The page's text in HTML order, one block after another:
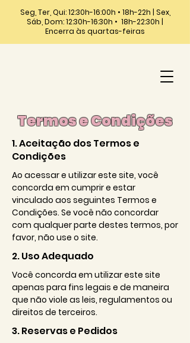
Seg, Ter, Qui: 12:30h-16:00h • 18h-22h | Sex,
Sáb, Dom: 12:30h-16:30h • 18h-22:30h |
Encerra às quartas-feiras
Termos e Condições
1. Aceitação dos Termos e
Condições
Ao acessar e utilizar este site, você
concorda em cumprir e estar
vinculado aos seguintes Termos e
Condições. Se você não concordar
com qualquer parte destes termos, por
favor, não use o site.
2. Uso Adequado
Você concorda em utilizar este site
apenas para fins legais e de maneira
que não viole as leis, regulamentos ou
direitos de terceiros.
3. Reservas e Pedidos